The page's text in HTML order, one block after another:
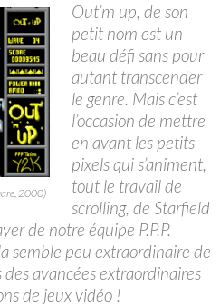
2000)
Out’m up, de son
petit nom est un
beau défi sans pour
autant transcender
le genre. Mais c’est
l’occasion de mettre
en avant les petits
pixels qui s’animent,
tout le travail de
scrolling, de Starfield
de notre équipe P.P.P.
semble peu extraordinaire de
des avancées extraordinaires
de jeux vidéo !